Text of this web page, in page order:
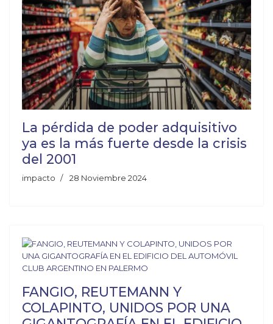
La pérdida de poder adquisitivo
ya es la más fuerte desde la crisis
del 2001
impacto 28 Noviembre 2024
FANGIO, REUTEMANN Y
COLAPINTO, UNIDOS POR UNA